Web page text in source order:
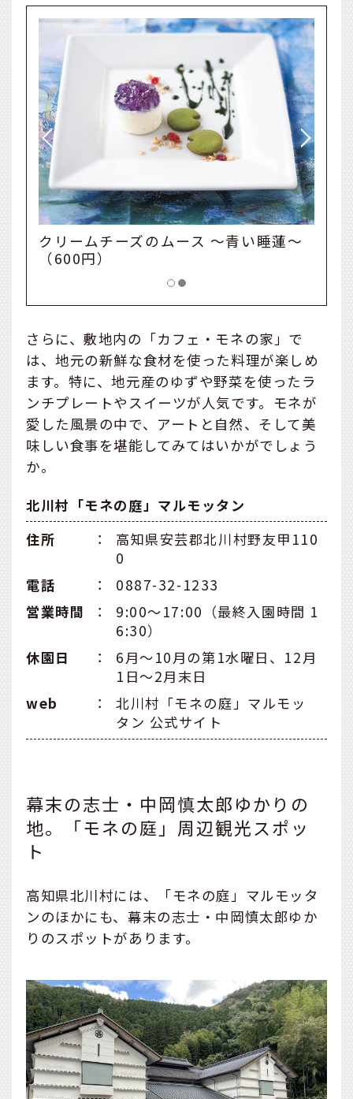
クリームチーズのムース ～青い睡蓮～
（600円）
さらに、敷地内の「カフェ・モネの家」で
は、地元の新鮮な食材を使った料理が楽しめ
ます。特に、地元産のゆずや野菜を使ったラ
ンチプレートやスイーツが人気です。モネが
愛した風景の中で、アートと自然、そして美
味しい食事を堪能してみてはいかがでしょう
か。
北川村「モネの庭」マルモッタン
住所
：
高知県安芸郡北川村野友甲110
0
電話
：
0887-32-1233
営業時間
：
9:00～17:00（最終入園時間 1
6:30）
休園⽇
：
6月～10月の第1水曜日、12月
1日～2月末日
web
：
北川村「モネの庭」マルモッ
タン 公式サイト
幕末の志士・中岡慎太郎ゆかりの
地。「モネの庭」周辺観光スポッ
ト
高知県北川村には、「モネの庭」マルモッタ
ンのほかにも、幕末の志士・中岡慎太郎ゆか
りのスポットがあります。